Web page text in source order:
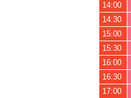
14:00
14:30
15:00
15:30
16:00
16:30
17:00